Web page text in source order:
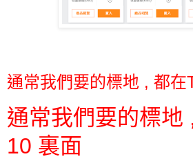
通常我們要的標地 , 都在
通常我們要的標地
10 裏面